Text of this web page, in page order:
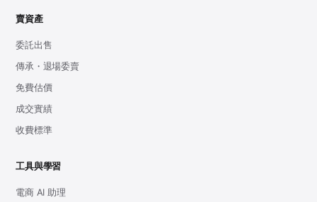
賣資產
委託出售
傳承・退場委賣
免費估價
成交實績
收費標準
工具與學習
電商 AI 助理